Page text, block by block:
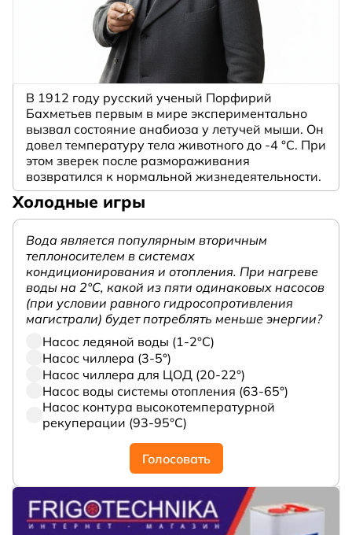
В 1912 году русский ученый Порфирий
Бахметьев первым в мире экспериментально
вызвал состояние анабиоза у летучей мыши. Он
довел температуру тела животного до -4 °C. При
этом зверек после размораживания
возвратился к нормальной жизнедеятельности.
Холодные игры
Вода является популярным вторичным
теплоносителем в системах
кондиционирования и отопления. При нагреве
воды на 2°С, какой из пяти одинаковых насосов
(при условии равного гидросопротивления
магистрали) будет потреблять меньше энергии?
Насос ледяной воды (1-2°С)
Насос чиллера (3-5°)
Насос чиллера для ЦОД (20-22°)
Насос воды системы отопления (63-65°)
Насос контура высокотемпературной
рекуперации (93-95°С)
Голосовать